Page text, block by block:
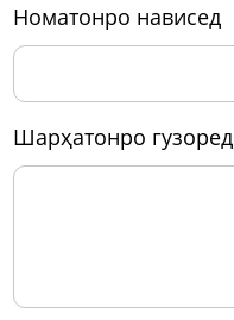
номатонро нависед
шарҳатонро гузоред